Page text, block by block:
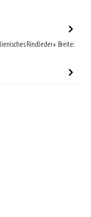
Rindleder+ Breite: